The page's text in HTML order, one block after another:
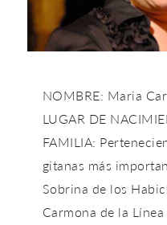
NOMBRE: Maria
LUGAR DE
FAMILIA:
gitanas más
Sobrina de los
Carmona de la